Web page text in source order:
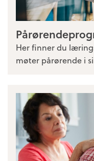
Her finner du
møter pårørende i